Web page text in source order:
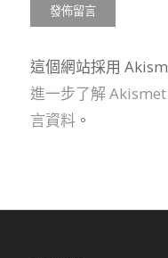
這個網站採用
進一步了解
言資料。